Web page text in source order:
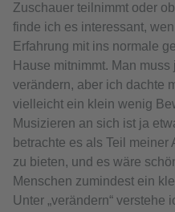
Zuschauer teilnimmt oder
finde ich es interessant,
Erfahrung mit ins normale
Hause mitnimmt. Man
verändern, aber ich dachte
vielleicht ein klein wenig
Musizieren an sich ist ja
betrachte es als Teil
zu bieten, und es wäre
Menschen zumindest ein
Unter „verändern“ verstehe